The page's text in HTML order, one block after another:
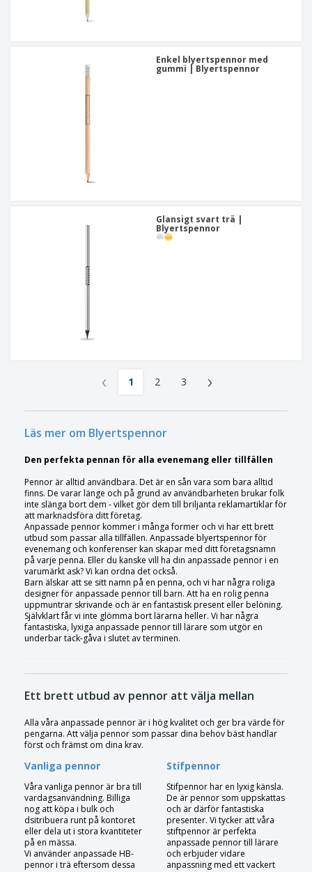
Enkel blyertspennor med
gummi | Blyertspennor
Glansigt svart trä |
Blyertspennor
‹ 1 2 3 ›
Läs mer om Blyertspennor
Den perfekta pennan för alla evenemang eller tillfällen
Pennor är alltid användbara. Det är en sån vara som bara alltid
finns. De varar länge och på grund av användbarheten brukar folk
inte slänga bort dem - vilket gör dem till briljanta reklamartiklar för
att marknadsföra ditt företag.
Anpassade pennor kommer i många former och vi har ett brett
utbud som passar alla tillfällen. Anpassade blyertspennor för
evenemang och konferenser kan skapar med ditt företagsnamn
på varje penna. Eller du kanske vill ha din anpassade pennor i en
varumärkt ask? Vi kan ordna det också.
Barn älskar att se sitt namn på en penna, och vi har några roliga
designer för anpassade pennor till barn. Att ha en rolig penna
uppmuntrar skrivande och är en fantastisk present eller belöning.
Självklart får vi inte glömma bort lärarna heller. Vi har några
fantastiska, lyxiga anpassade pennor till lärare som utgör en
underbar tack-gåva i slutet av terminen.
Ett brett utbud av pennor att välja mellan
Alla våra anpassade pennor är i hög kvalitet och ger bra värde för
pengarna. Att välja pennor som passar dina behov bäst handlar
först och främst om dina krav.
Vanliga pennor
Våra vanliga pennor är bra till
vardagsanvändning. Billiga
nog att köpa i bulk och
dsitribuera runt på kontoret
eller dela ut i stora kvantiteter
på en mässa.
Vi använder anpassade HB-
pennor i trä eftersom dessa
Stifpennor
Stifpennor har en lyxig känsla.
De är pennor som uppskattas
och är därför fantastiska
presenter. Vi tycker att våra
stiftpennor är perfekta
anpassade pennor till lärare
och erbjuder vidare
anpassning med ett vackert